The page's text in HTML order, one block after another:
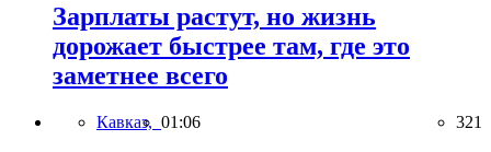
Зарплаты растут, но жизнь
дорожает быстрее там, где это
заметнее всего
Кавказ, 01:06 321